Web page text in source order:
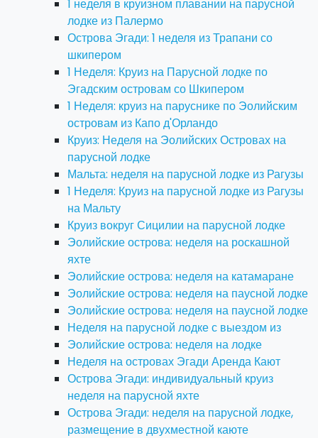
1 неделя в круизном плавании на парусной
лодке из Палермо
Острова Эгади: 1 неделя из Трапани со
шкипером
1 Неделя: Круиз на Парусной лодке по
Эгадским островам со Шкипером
1 Неделя: круиз на паруснике по Эолийским
островам из Капо д'Орландо
Круиз: Неделя на Эолийских Островах на
парусной лодке
Мальта: неделя на парусной лодке из Рагузы
1 Неделя: Круиз на парусной лодке из Рагузы
на Мальту
Круиз вокруг Сицилии на парусной лодке
Эолийские острова: неделя на роскашной
яхте
Эолийские острова: неделя на катамаране
Эолийские острова: неделя на паусной лодке
Эолийские острова: неделя на паусной лодке
Неделя на парусной лодке с выездом из
Эолийские острова: неделя на лодке
Неделя на островах Эгади Аренда Кают
Острова Эгади: индивидуальный круиз
неделя на парусной яхте
Острова Эгади: неделя на парусной лодке,
размещение в двухместной каюте